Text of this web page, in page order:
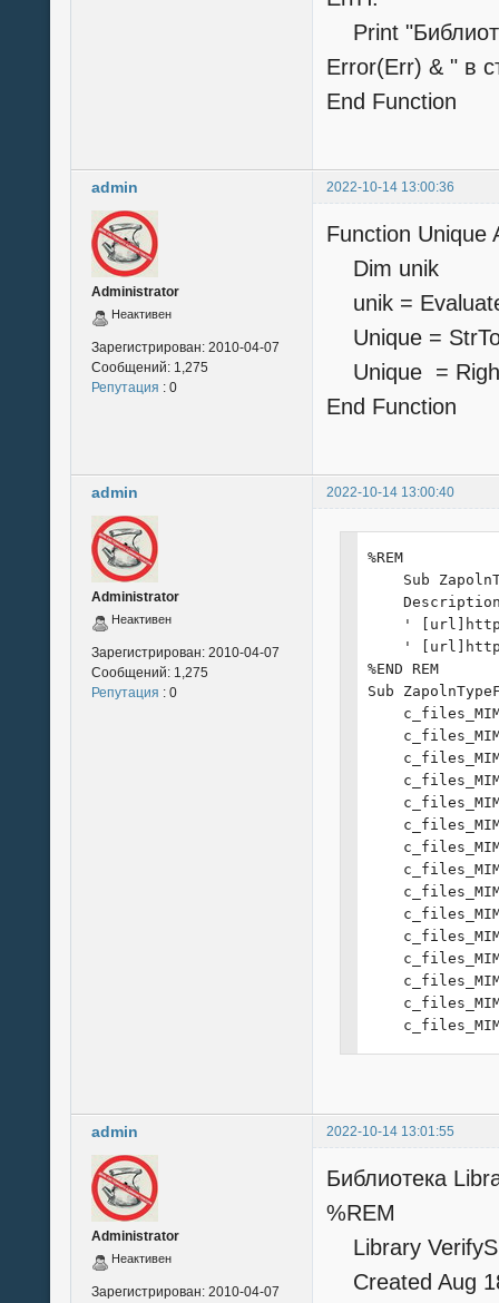
Print
Error(Err) & " в
End Function
admin 2022-10-14 13:00:36
Administrator
Неактивен
Зарегистрирован: 2010-04-07
Сообщений: 1,275
Репутация : 0
Function Unique
Dim unik
unik =
Unique =
Unique =
End Function
admin 2022-10-14 13:00:40
Administrator
Неактивен
Зарегистрирован: 2010-04-07
Сообщений: 1,275
Репутация : 0
%REM
Sub
'
'
%END REM
Sub
End Sub
admin 2022-10-14 13:01:55
Administrator
Неактивен
Зарегистрирован: 2010-04-07
Библиотека
%REM
Library
Created Aug